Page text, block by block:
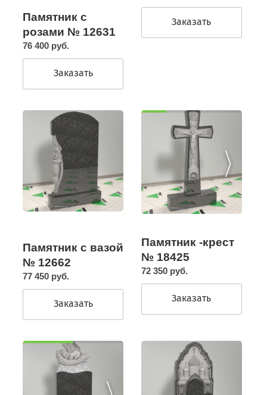
Памятник с
розами № 12631
76 400 руб.
Заказать
Заказать
Памятник с вазой
№ 12662
77 450 руб.
Заказать
Памятник -крест
№ 18425
72 350 руб.
Заказать